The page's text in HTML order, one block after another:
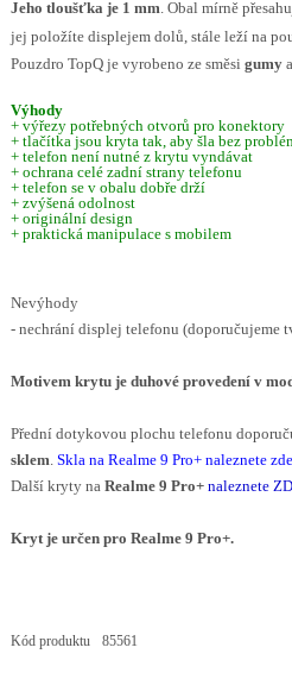
Jeho tloušťka je 1 mm . Obal mírně
jej položíte displejem dolů, stále leží na
Pouzdro TopQ je vyrobeno ze směsi gumy a
Výhody
+ výřezy potřebných otvorů pro konektory
+ tlačítka jsou kryta tak, aby šla bez
+ telefon není nutné z krytu vyndávat
+ ochrana celé zadní strany telefonu
+ telefon se v obalu dobře drží
+ zvýšená odolnost
+ originální design
+ praktická manipulace s mobilem
Nevýhody
- nechrání displej telefonu (doporučujeme
Motivem krytu je duhové provedení v
Přední dotykovou plochu telefonu
sklem Skla na Realme 9 Pro+ naleznete zde
Další kryty na Realme 9 Pro+ naleznete
Kryt je určen pro Realme 9 Pro+.
Kód produktu 85561